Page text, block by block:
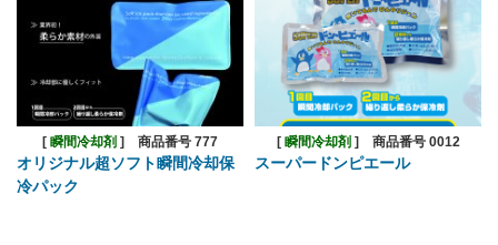
[ 瞬間冷却剤 ] 商品番号 777
オリジナル超ソフト瞬間冷却保
冷パック
[ 瞬間冷却剤 ] 商品番号 0012
スーパードンピエール